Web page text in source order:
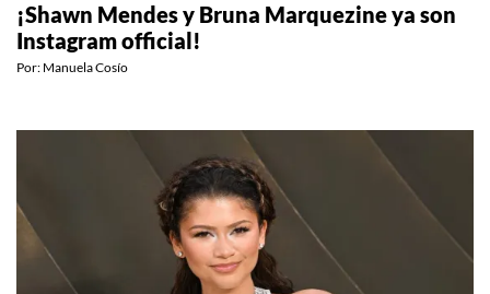
¡Shawn Mendes y Bruna Marquezine ya son
Instagram official!
Por: Manuela Cosío